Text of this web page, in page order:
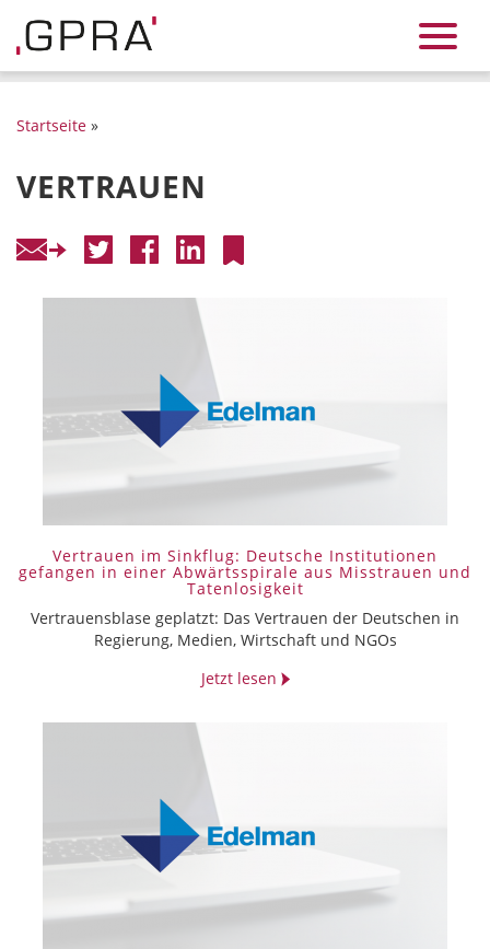
Startseite »
VERTRAUEN
Vertrauen im Sinkflug: Deutsche Institutionen
gefangen in einer Abwärtsspirale aus Misstrauen und
Tatenlosigkeit
Vertrauensblase geplatzt: Das Vertrauen der Deutschen in
Regierung, Medien, Wirtschaft und NGOs
Jetzt lesen